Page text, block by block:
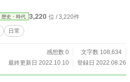
歴史・時代 3,220 位 / 3,220件
日常
感想数 0
文字数 108,634
最終更新日 2022.10.10
登録日 2022.08.26